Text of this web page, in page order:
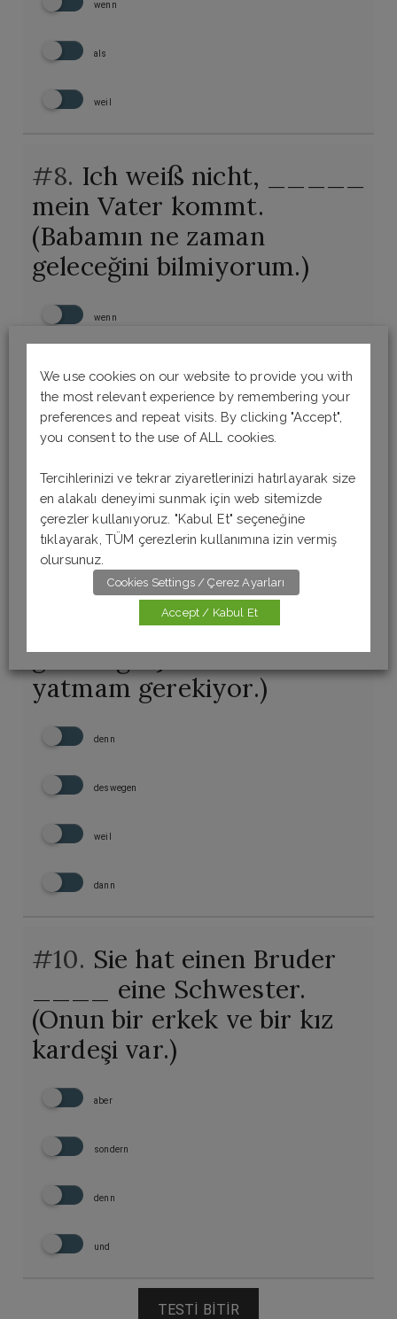
wenn
als
weil
#8. Ich weiß nicht, _____
mein Vater kommt.
(Babamın ne zaman
geleceğini bilmiyorum.)
wenn
wie viel
#9.______ ich morgen
zur Arbeit gehen muss,
muss ich früh ins Bett
gehen. (Yarın işe gitmem
gerektiği için erken
yatmam gerekiyor.)
denn
deswegen
weil
dann
#10. Sie hat einen Bruder
____ eine Schwester.
(Onun bir erkek ve bir kız
kardeşi var.)
aber
sondern
denn
und
TESTI BITIR
We use cookies on our website to provide you with
the most relevant experience by remembering your
preferences and repeat visits. By clicking "Accept",
you consent to the use of ALL cookies.
Tercihlerinizi ve tekrar ziyaretlerinizi hatırlayarak size
en alakalı deneyimi sunmak için web sitemizde
çerezler kullanıyoruz. "Kabul Et" seçeneğine
tıklayarak, TÜM çerezlerin kullanımına izin vermiş
olursunuz.
Cookies Settings / Çerez Ayarları
Accept / Kabul Et